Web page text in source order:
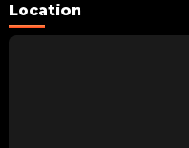
Location